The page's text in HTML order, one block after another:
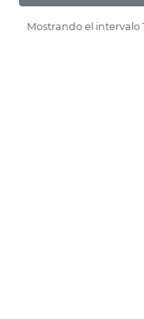
Mostrando el intervalo